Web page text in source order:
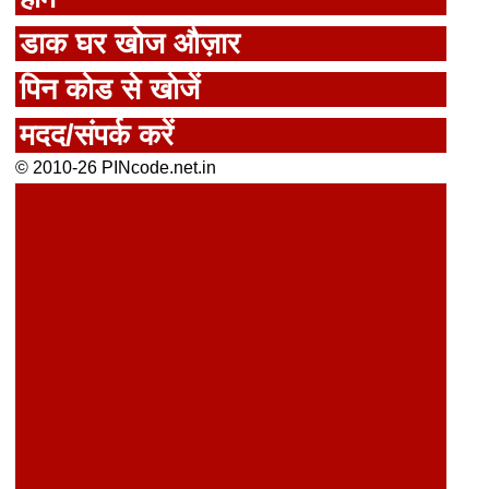
डाक घर खोज औज़ार
पिन कोड से खोजें
मदद/संपर्क करें
© 2010-26 PINcode.net.in